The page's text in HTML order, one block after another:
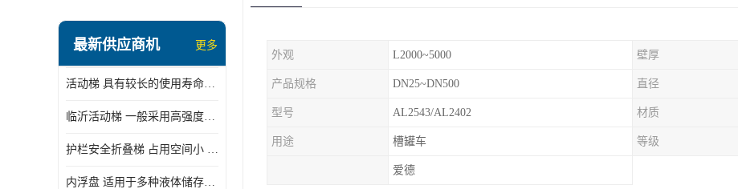
顶部装卸车鹤管
液氨液化气鹤管
定量装车系统
最新供应商机 更多
活动梯 具有较长的使用寿命和耐用性 一般采用高强度材料制造
临沂活动梯 一般采用高强度材料制造 可以用于多种不同的任务
护栏安全折叠梯 占用空间小 方便存放和搬运
内浮盘 适用于多种液体储存和运输 能够降低运输成本和维护成本
外观 L2000~5000 壁厚
产品规格 DN25~DN500 直径
型号 AL2543/AL2402 材质
用途 槽罐车 等级
爱德